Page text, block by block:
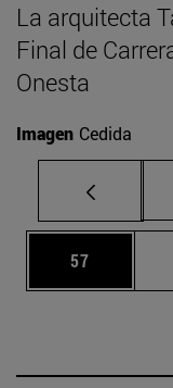
La arquitecta
Final de
Onesta
Imagen Cedida
Página
57